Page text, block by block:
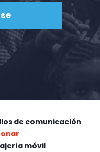
de comunicación
móvil